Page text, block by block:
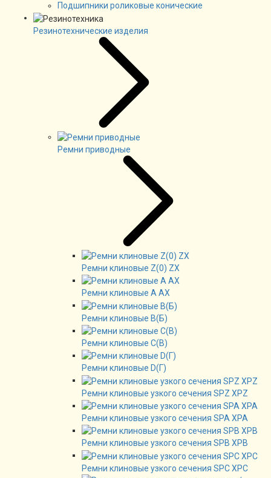
Подшипники роликовые конические
Резинотехнические изделия
Ремни приводные
Ремни клиновые Z(0) ZX
Ремни клиновые А AX
Ремни клиновые В(Б)
Ремни клиновые C(B)
Ремни клиновые D(Г)
Ремни клиновые узкого сечения SPZ XPZ
Ремни клиновые узкого сечения SPA XPA
Ремни клиновые узкого сечения SPB XPB
Ремни клиновые узкого сечения SPC XPC